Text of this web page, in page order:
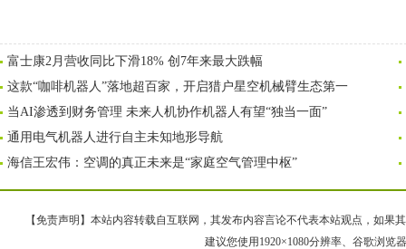
富士康2月营收同比下滑18% 创7年来最大跌幅
这款“咖啡机器人”落地超百家，开启猎户星空机械臂生态第一
当AI渗透到财务管理 未来人机协作机器人有望“独当一面”
通用电气机器人进行自主未知地形导航
海信王宏伟：空调的真正未来是“家庭空气管理中枢”
【免责声明】本站内容转载自互联网，其发布内容言论不代表本站观点，如果
建议您使用1920×1080分辨率、谷歌浏览